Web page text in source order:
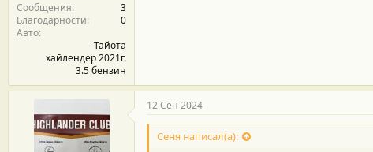
Сообщения
3
Благодарности
0
Авто
Тайота
хайлендер 2021г.
3.5 бензин
12 Сен 2024
Сеня написал(а):